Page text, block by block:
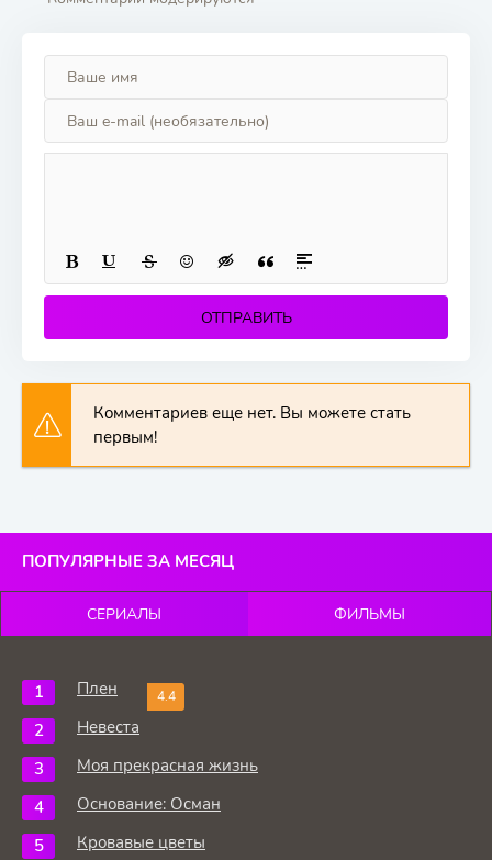
ОТПРАВИТЬ
Комментариев еще нет. Вы можете стать
первым!
ПОПУЛЯРНЫЕ ЗА МЕСЯЦ
СЕРИАЛЫ ФИЛЬМЫ
4.4
Плен
Невеста
Моя прекрасная жизнь
Основание: Осман
Кровавые цветы